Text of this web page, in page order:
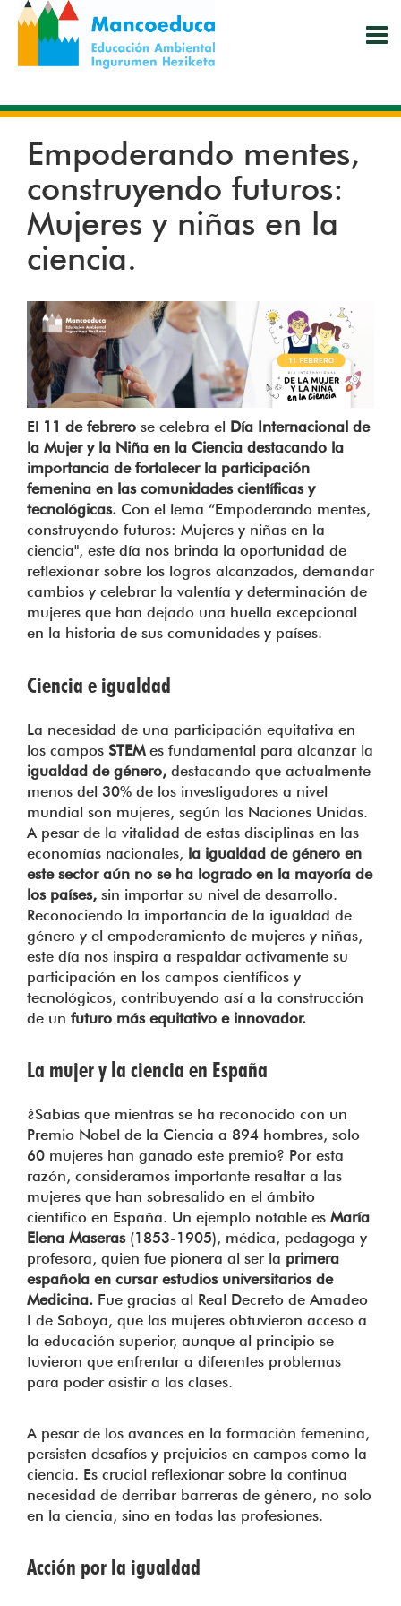
Pasar
contenido
principal
Empoderando mentes,
construyendo futuros:
Mujeres y niñas en la
ciencia.
El 11 de febrero se celebra el Día Internacional de
la Mujer y la Niña en la Ciencia destacando la
importancia de fortalecer la participación
femenina en las comunidades científicas y
tecnológicas. Con el lema “Empoderando mentes,
construyendo futuros: Mujeres y niñas en la
ciencia", este día nos brinda la oportunidad de
reflexionar sobre los logros alcanzados, demandar
cambios y celebrar la valentía y determinación de
mujeres que han dejado una huella excepcional
en la historia de sus comunidades y países.
Ciencia e igualdad
La necesidad de una participación equitativa en
los campos STEMes fundamental para alcanzar la
igualdad de género, destacando que actualmente
menos del 30% de los investigadores a nivel
mundial son mujeres, según las Naciones Unidas.
A pesar de la vitalidad de estas disciplinas en las
economías nacionales, la igualdad de género en
este sector aún no se ha logrado en la mayoría de
los países, sin importar su nivel de desarrollo.
Reconociendo la importancia de la igualdad de
género y el empoderamiento de mujeres y niñas,
este día nos inspira a respaldar activamente su
participación en los campos científicos y
tecnológicos, contribuyendo así a la construcción
de un futuro más equitativo e innovador.
La mujer y la ciencia en España
¿Sabías que mientras se ha reconocido con un
Premio Nobel de la Ciencia a 894 hombres, solo
60 mujeres han ganado este premio? Por esta
razón, consideramos importante resaltar a las
mujeres que han sobresalido en el ámbito
científico en España. Un ejemplo notable es María
Elena Maseras(1853-1905), médica, pedagoga y
profesora, quien fue pionera al ser la primera
española en cursar estudios universitarios de
Medicina. Fue gracias al Real Decreto de Amadeo
I de Saboya, que las mujeres obtuvieron acceso a
la educación superior, aunque al principio se
tuvieron que enfrentar a diferentes problemas
para poder asistir a las clases.
A pesar de los avances en la formación femenina,
persisten desafíos y prejuicios en campos como la
ciencia. Es crucial reflexionar sobre la continua
necesidad de derribar barreras de género, no solo
en la ciencia, sino en todas las profesiones.
Acción por la igualdad